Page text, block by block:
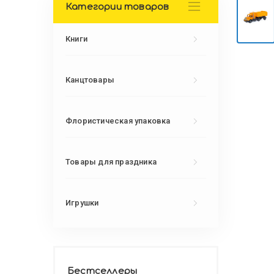
Категории товаров
Книги
Канцтовары
Флористическая упаковка
Товары для праздника
Игрушки
Бестселлеры